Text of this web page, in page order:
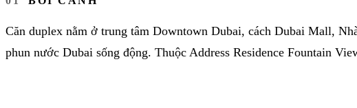
Căn duplex nằm ở trung tâm Downtown Dubai, cách Dubai Mall,
phun nước Dubai sống động. Thuộc Address Residence Fountain